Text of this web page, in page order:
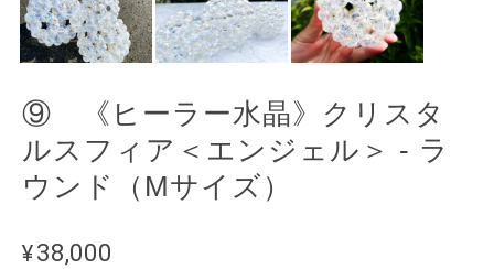
⑨ 《ヒーラー水晶》クリスタ
ルスフィア＜エンジェル＞ - ラ
ウンド（Mサイズ）
¥38,000